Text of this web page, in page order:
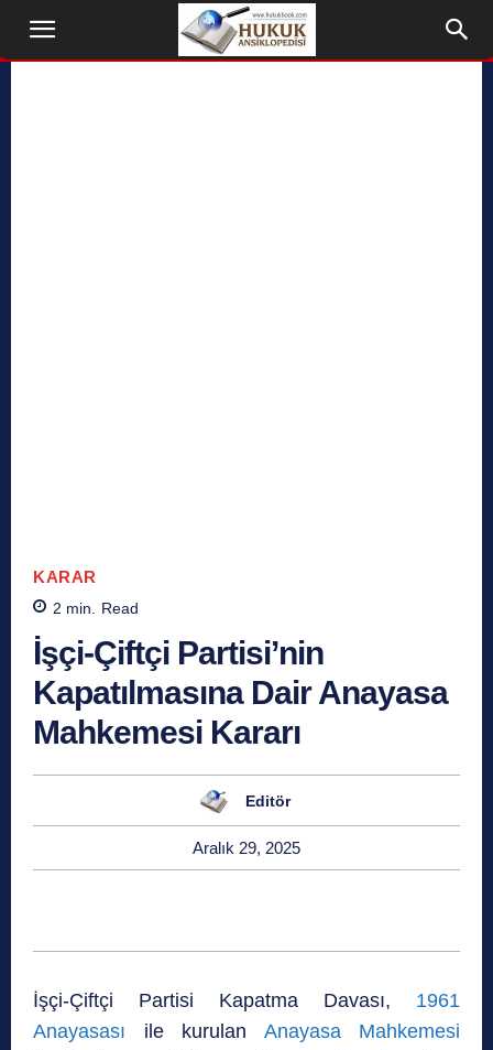
KARAR
2 min. Read
İşçi-Çiftçi Partisi’nin
Kapatılmasına Dair Anayasa
Mahkemesi Kararı
Editör
Aralık 29, 2025
İşçi-Çiftçi Partisi Kapatma Davası, 1961
Anayasası ile kurulan Anayasa Mahkemesi